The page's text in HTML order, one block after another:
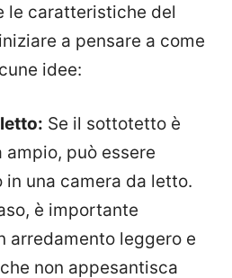
le caratteristiche del
a pensare a come
idee:
Se il sottotetto è
ampio, può essere
una camera da letto.
è importante
arredamento leggero e
non appesantisca